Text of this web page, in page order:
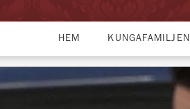
HEM KUNGAFAMILJEN